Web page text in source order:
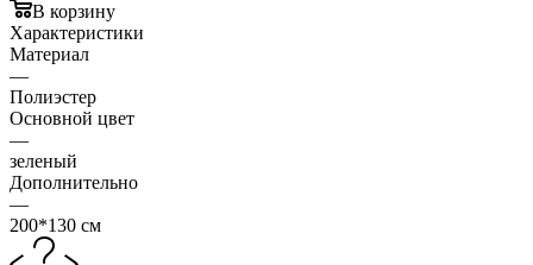
В корзину
Характеристики
Материал
—
Полиэстер
Основной цвет
—
зеленый
Дополнительно
—
200*130 см